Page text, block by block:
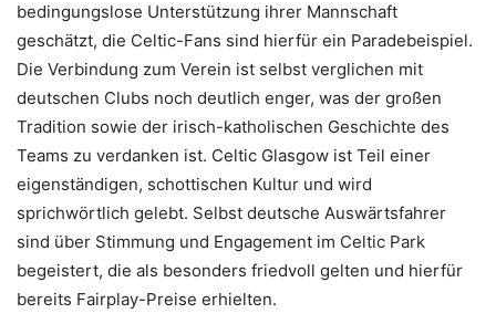
bedingungslose Unterstützung ihrer Mannschaft
geschätzt, die Celtic-Fans sind hierfür ein Paradebeispiel.
Die Verbindung zum Verein ist selbst verglichen mit
deutschen Clubs noch deutlich enger, was der großen
Tradition sowie der irisch-katholischen Geschichte des
Teams zu verdanken ist. Celtic Glasgow ist Teil einer
eigenständigen, schottischen Kultur und wird
sprichwörtlich gelebt. Selbst deutsche Auswärtsfahrer
sind über Stimmung und Engagement im Celtic Park
begeistert, die als besonders friedvoll gelten und hierfür
bereits Fairplay-Preise erhielten.